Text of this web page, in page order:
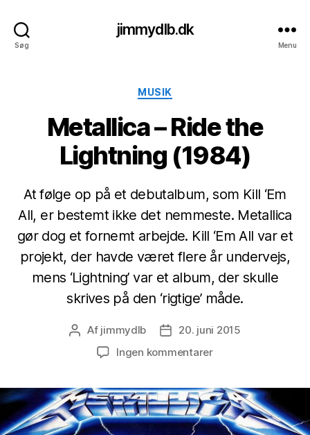
Søg
jimmydlb.dk
Menu
Kategorier
MUSIK
Metallica – Ride the
Lightning (1984)
At følge op på et debutalbum, som Kill ‘Em
All, er bestemt ikke det nemmeste. Metallica
gør dog et fornemt arbejde. Kill ‘Em All var et
projekt, der havde været flere år undervejs,
mens ‘Lightning’ var et album, der skulle
skrives på den ‘rigtige’ måde.
Indlægsforfatter
Af jimmydlb Indlægsdato
20. juni 2015
Ingen kommentarertil
Ride
the
Lightning